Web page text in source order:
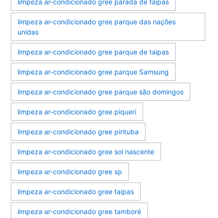
limpeza ar-condicionado gree parada de taipas
limpeza ar-condicionado gree parque das nações
unidas
limpeza ar-condicionado gree parque de taipas
limpeza ar-condicionado gree parque Samsung
limpeza ar-condicionado gree parque são domingos
limpeza ar-condicionado gree piqueri
limpeza ar-condicionado gree pirituba
limpeza ar-condicionado gree sol nascente
limpeza ar-condicionado gree sp
limpeza ar-condicionado gree taipas
limpeza ar-condicionado gree tamboré